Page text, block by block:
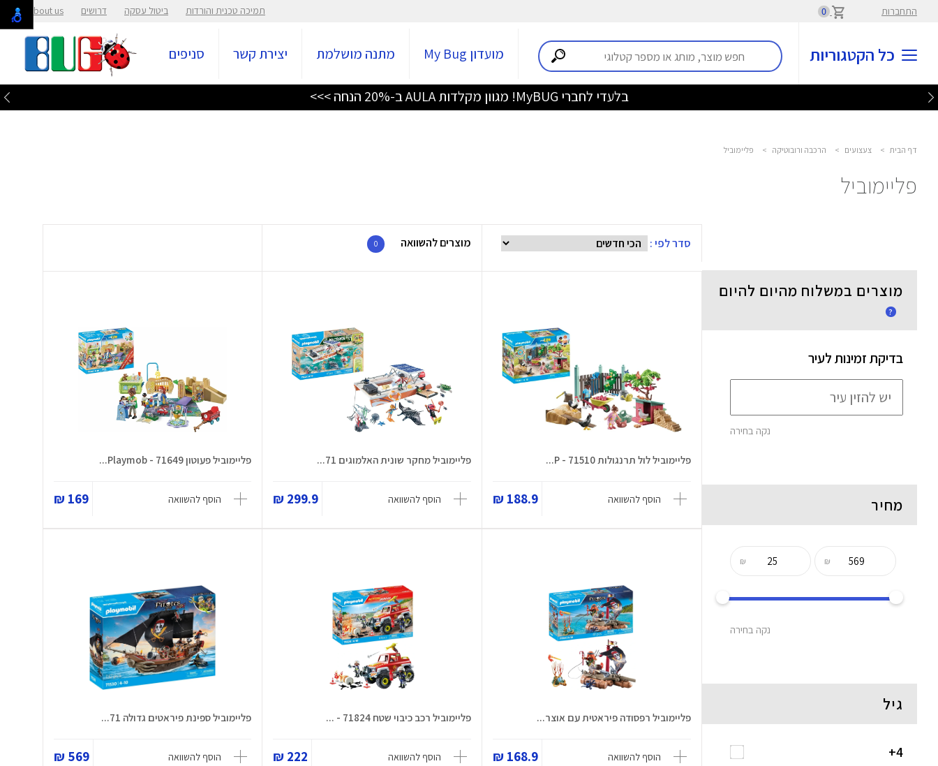
התחברות 0 תמיכה טכנית והורדות ביטול עסקה דרושים About us
כל הקטגוריות מועדון My Bug מתנה מושלמת יצירת קשר סניפים
בלעדי לחברי MyBUG! מגוון מקלדות AULA ב-20% הנחה >>>
דף הבית > צעצועים > הרכבה ורובוטיקה > פליימוביל
פליימוביל
סדר לפי : מוצרים להשוואה 0
פליימוביל לול תרנגולות 71510 - P...
הוסף להשוואה 188.9 ₪
פליימוביל מחקר שונית האלמוגים 71...
הוסף להשוואה 299.9 ₪
פליימוביל פעוטון 71649 - Playmob...
הוסף להשוואה 169 ₪
פליימוביל רפסודה פיראטית עם אוצר...
הוסף להשוואה 168.9 ₪
פליימוביל רכב כיבוי שטח 71824 - ...
הוסף להשוואה 222 ₪
פליימוביל ספינת פיראטים גדולה 71...
הוסף להשוואה 569 ₪
מוצרים במשלוח מהיום להיום
?
בדיקת זמינות לעיר
נקה בחירה
מחיר
₪
₪
נקה בחירה
גיל
4+